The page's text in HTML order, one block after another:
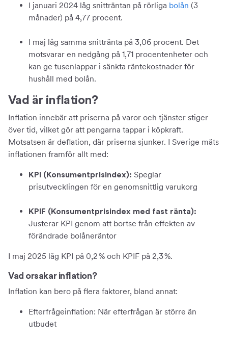
I januari 2024 låg snitträntan på rörliga bolån (3
månader) på 4,77 procent.
I maj låg samma snittränta på 3,06 procent. Det
motsvarar en nedgång på 1,71 procentenheter och
kan ge tusenlappar i sänkta räntekostnader för
hushåll med bolån.
Vad är inflation?
Inflation innebär att priserna på varor och tjänster stiger
över tid, vilket gör att pengarna tappar i köpkraft.
Motsatsen är deflation, där priserna sjunker. I Sverige mäts
inflationen framför allt med:
KPI (Konsumentprisindex): Speglar
prisutvecklingen för en genomsnittlig varukorg
KPIF (Konsumentprisindex med fast ränta):
Justerar KPI genom att bortse från effekten av
förändrade bolåneräntor
I maj 2025 låg KPI på 0,2 % och KPIF på 2,3 %.
Vad orsakar inflation?
Inflation kan bero på flera faktorer, bland annat:
Efterfrågeinflation: När efterfrågan är större än
utbudet